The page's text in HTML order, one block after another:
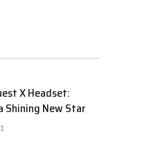
X Headset:
Shining New Star